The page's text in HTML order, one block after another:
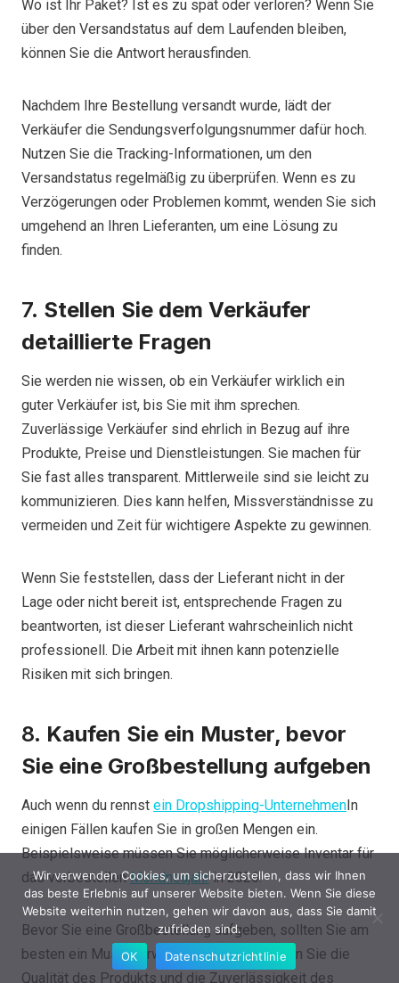
Wo ist Ihr Paket? Ist es zu spät oder verloren? Wenn Sie
über den Versandstatus auf dem Laufenden bleiben,
können Sie die Antwort herausfinden.
Nachdem Ihre Bestellung versandt wurde, lädt der
Verkäufer die Sendungsverfolgungsnummer dafür hoch.
Nutzen Sie die Tracking-Informationen, um den
Versandstatus regelmäßig zu überprüfen. Wenn es zu
Verzögerungen oder Problemen kommt, wenden Sie sich
umgehend an Ihren Lieferanten, um eine Lösung zu
finden.
7. Stellen Sie dem Verkäufer
detaillierte Fragen
Sie werden nie wissen, ob ein Verkäufer wirklich ein
guter Verkäufer ist, bis Sie mit ihm sprechen.
Zuverlässige Verkäufer sind ehrlich in Bezug auf ihre
Produkte, Preise und Dienstleistungen. Sie machen für
Sie fast alles transparent. Mittlerweile sind sie leicht zu
kommunizieren. Dies kann helfen, Missverständnisse zu
vermeiden und Zeit für wichtigere Aspekte zu gewinnen.
Wenn Sie feststellen, dass der Lieferant nicht in der
Lage oder nicht bereit ist, entsprechende Fragen zu
beantworten, ist dieser Lieferant wahrscheinlich nicht
professionell. Die Arbeit mit ihnen kann potenzielle
Risiken mit sich bringen.
8. Kaufen Sie ein Muster, bevor
Sie eine Großbestellung aufgeben
Auch wenn du rennst ein Dropshipping-UnternehmenIn
einigen Fällen kaufen Sie in großen Mengen ein.
Beispielsweise müssen Sie möglicherweise Inventar für
das vorbestellenMondneujahrin 2026.
Bevor Sie eine Großbestellung aufgeben, sollten Sie am
besten ein Muster erwerben. Dadurch können Sie die
Qualität des Produkts und die Zuverlässigkeit des
Wir verwenden Cookies, um sicherzustellen, dass wir Ihnen
das beste Erlebnis auf unserer Website bieten. Wenn Sie diese
Website weiterhin nutzen, gehen wir davon aus, dass Sie damit
zufrieden sind.
OK
Datenschutzrichtlinie